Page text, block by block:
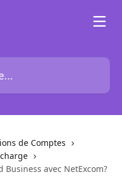
de Comptes
avec NetExcom?